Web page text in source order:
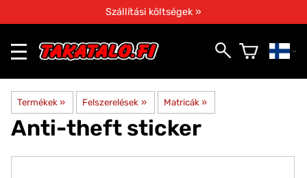
Szállítási költségek »
Termékek ‪» Felszerelések ‪» Matricák ‪»
Anti-theft sticker